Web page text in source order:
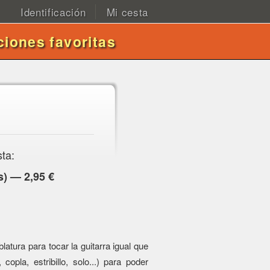
Identificación Mi cesta
favoritas
— 2,95 €
para tocar la guitarra igual que
estribillo, solo...) para poder